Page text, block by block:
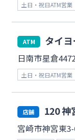
法人・個人事
株主・投資家
宮崎銀行につ
ニュースリリ
土日・祝日ATM営業
ATM タイ
日南市星倉
土日・祝日ATM営業
店舗 120 神
宮崎市神宮東